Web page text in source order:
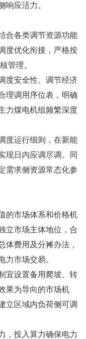
响应活力。
合各类调节资源功能
度优化衔接，严格按
管理。
度安全性、调节经济
理调用序位表，明确
力煤电机组频繁深度
度运行细则，在新能
现日内应调尽调。同
需求侧资源常态化参
的市场体系和价格机
立市场主体地位，合
体费用及分摊办法，
力市场交易。
宜设置备用爬坡、转
果为导向的市场机
立区域内负荷侧可调
，投入算力确保电力